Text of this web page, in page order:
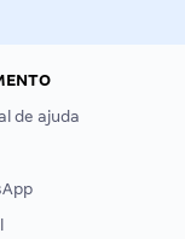
de ajuda